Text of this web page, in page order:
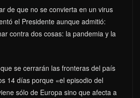
de que no se convierta en un virus
el Presidente aunque admitió:
contra dos cosas: la pandemia y la
se cerrarán las fronteras del país
14 días porque «el episodio del
sólo de Europa sino que afecta a